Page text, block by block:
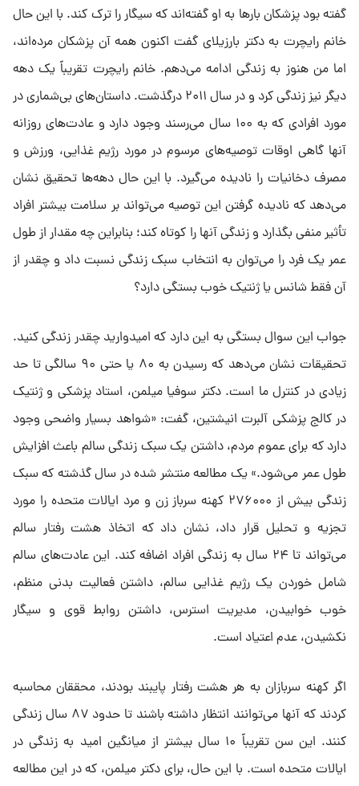
گفته بود پزشکان بار‌ها به او گفته‌اند که سیگار را ترک کند. با این حال
خانم رایچرت به دکتر بارزیلای گفت اکنون همه آن پزشکان مرده‌اند،
اما من هنوز به زندگی ادامه می‌دهم. خانم رایچرت تقریباً یک دهه
دیگر نیز زندگی کرد و در سال ۲۰۱۱ درگذشت. داستان‌های بی‌شماری در
مورد افرادی که به ۱۰۰ سال می‌رسند وجود دارد و عادت‌های روزانه
آنها گاهی اوقات توصیه‌های مرسوم در مورد رژیم غذایی، ورزش و
مصرف دخانیات را نادیده می‌گیرد. با این حال دهه‌ها تحقیق نشان
می‌دهد که نادیده گرفتن این توصیه می‌تواند بر سلامت بیشتر افراد
تأثیر منفی بگذارد و زندگی آنها را کوتاه کند؛ بنابراین چه مقدار از طول
عمر یک فرد را می‌توان به انتخاب سبک زندگی نسبت داد و چقدر از
آن فقط شانس یا ژنتیک خوب بستگی دارد؟
جواب این سوال بستگی به این دارد که امیدوارید چقدر زندگی کنید.
تحقیقات نشان می‌دهد که رسیدن به ۸۰ یا حتی ۹۰ سالگی تا حد
زیادی در کنترل ما است. دکتر سوفیا میلمن، استاد پزشکی و ژنتیک
در کالج پزشکی آلبرت انیشتین، گفت: «شواهد بسیار واضحی وجود
دارد که برای عموم مردم، داشتن یک سبک زندگی سالم باعث افزایش
طول عمر می‌شود.» یک مطالعه منتشر شده در سال گذشته که سبک
زندگی بیش از ۲۷۶۰۰۰ کهنه سرباز زن و مرد ایالات متحده را مورد
تجزیه و تحلیل قرار داد، نشان داد که اتخاذ هشت رفتار سالم
می‌تواند تا ۲۴ سال به زندگی افراد اضافه کند. این عادت‌های سالم
شامل خوردن یک رژیم غذایی سالم، داشتن فعالیت بدنی منظم،
خوب خوابیدن، مدیریت استرس، داشتن روابط قوی و سیگار
نکشیدن، عدم اعتیاد است.
اگر کهنه سربازان به هر هشت رفتار پایبند بودند، محققان محاسبه
کردند که آنها می‌توانند انتظار داشته باشند تا حدود ۸۷ سال زندگی
کنند. این سن تقریباً ۱۰ سال بیشتر از میانگین امید به زندگی در
ایالات متحده است. با این حال، برای دکتر میلمن، که در این مطالعه